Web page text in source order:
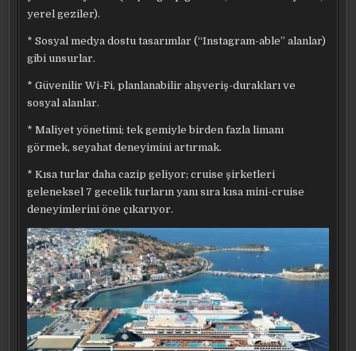
yerel geziler).
* Sosyal medya dostu tasarımlar (“Instagram-able” alanlar)
gibi unsurlar.
* Güvenilir Wi-Fi, planlanabilir alışveriş-durakları ve
sosyal alanlar.
* Maliyet yönetimi; tek gemiyle birden fazla limanı
görmek, seyahat deneyimini artırmak.
* Kısa turlar daha cazip geliyor; cruise şirketleri
geleneksel 7 gecelik turların yanı sıra kısa mini-cruise
deneyimlerini öne çıkarıyor.